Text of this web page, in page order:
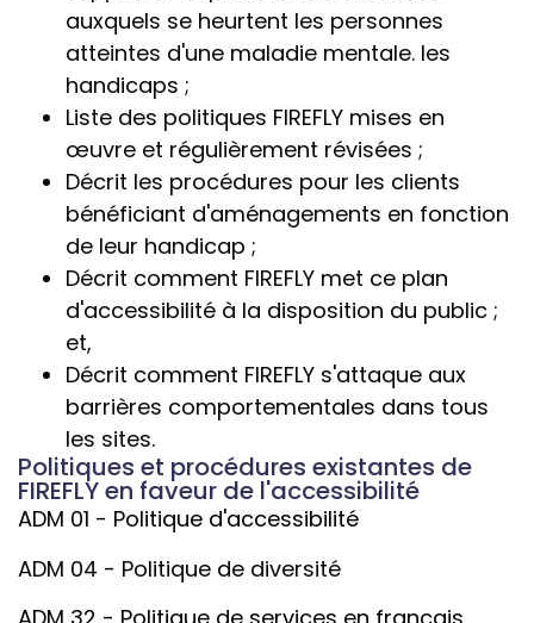
auxquels se heurtent les personnes
atteintes d'une maladie mentale. les
handicaps ;
Liste des politiques FIREFLY mises en
œuvre et régulièrement révisées ;
Décrit les procédures pour les clients
bénéficiant d'aménagements en fonction
de leur handicap ;
Décrit comment FIREFLY met ce plan
d'accessibilité à la disposition du public ;
et,
Décrit comment FIREFLY s'attaque aux
barrières comportementales dans tous
les sites.
Politiques et procédures existantes de
FIREFLY en faveur de l'accessibilité
ADM 01 - Politique d'accessibilité
ADM 04 - Politique de diversité